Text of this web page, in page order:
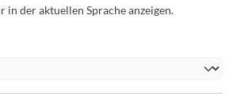
in der aktuellen Sprache anzeigen.